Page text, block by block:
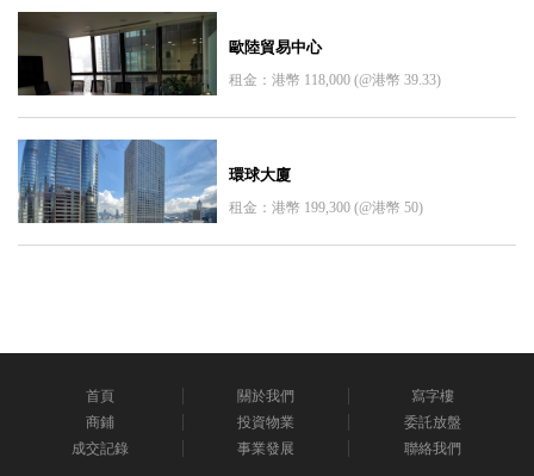
歐陸貿易中心
租金：港幣 118,000 (@港幣 39.33)
環球大廈
租金：港幣 199,300 (@港幣 50)
首頁 關於我們
寫字樓
商鋪
投資物業
委託放盤
成交記錄
事業發展 聯絡我們